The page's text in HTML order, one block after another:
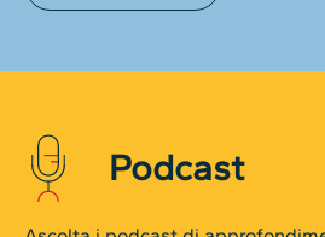
Podcast